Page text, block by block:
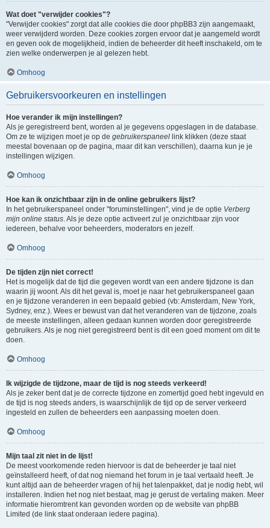
Wat doet "verwijder cookies"?
"Verwijder cookies" zorgt dat alle cookies die door phpBB3 zijn aangemaakt,
weer verwijderd worden. Deze cookies zorgen ervoor dat je aangemeld wordt
en geven ook de mogelijkheid, indien de beheerder dit heeft inschakeld, om te
zien welke onderwerpen je al gelezen hebt.
Omhoog
Gebruikersvoorkeuren en instellingen
Hoe verander ik mijn instellingen?
Als je geregistreerd bent, worden al je gegevens opgeslagen in de database.
Om ze te wijzigen moet je op de gebruikerspaneel link klikken (deze staat
meestal bovenaan op de pagina, maar dit kan verschillen), daarna kun je je
instellingen wijzigen.
Omhoog
Hoe kan ik onzichtbaar zijn in de online gebruikers lijst?
In het gebruikerspaneel onder "foruminstellingen", vind je de optie Verberg
mijn online status . Als je deze optie activeert zul je onzichtbaar zijn voor
iedereen, behalve voor beheerders, moderators en jezelf.
Omhoog
De tijden zijn niet correct!
Het is mogelijk dat de tijd die gegeven wordt van een andere tijdzone is dan
waarin jij woont. Als dit het geval is, moet je naar het gebruikerspaneel gaan
en je tijdzone veranderen in een bepaald gebied (vb: Amsterdam, New York,
Sydney, enz.). Wees er bewust van dat het veranderen van de tijdzone, zoals
de meeste instellingen, alleen gedaan kunnen worden door geregistreerde
gebruikers. Als je nog niet geregistreerd bent is dit een goed moment om dit te
doen.
Omhoog
Ik wijzigde de tijdzone, maar de tijd is nog steeds verkeerd!
Als je zeker bent dat je de correcte tijdzone en zomertijd goed hebt ingevuld en
de tijd is nog steeds anders, is waarschijnlijk de tijd op de server verkeerd
ingesteld en zullen de beheerders een aanpassing moeten doen.
Omhoog
Mijn taal zit niet in de lijst!
De meest voorkomende reden hiervoor is dat de beheerder je taal niet
geïnstalleerd heeft, of dat nog niemand het forum in je taal vertaald heeft. Je
kunt altijd aan de beheerder vragen of hij het talenpakket, dat je nodig hebt, wil
installeren. Indien het nog niet bestaat, mag je gerust de vertaling maken. Meer
informatie hieromtrent kan gevonden worden op de website van phpBB
Limited (de link staat onderaan iedere pagina).